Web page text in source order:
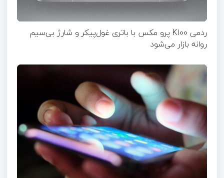
ردمی K100 پرو مکس با باتری غول‌پیکر و شارژ بی‌سیم
روانه بازار می‌شود